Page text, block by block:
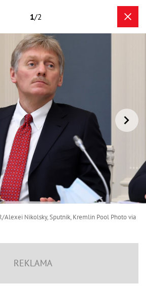
1/2
Alexei Nikolsky, Sputnik, Kremlin Pool Photo via